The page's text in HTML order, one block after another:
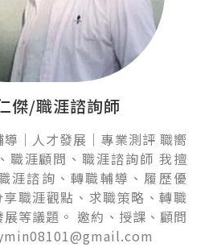
傑/職涯諮詢師
｜人才發展｜專業測評 職嚮
職涯顧問、職涯諮詢師 我擅
涯諮詢、轉職輔導、履歷優
職涯觀點、求職策略、轉職
等議題。 邀約、授課、顧問